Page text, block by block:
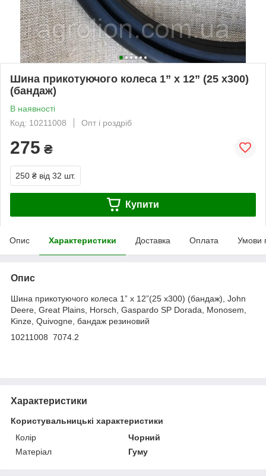
Шина прикотуючого колеса 1” x 12” (25 x300)
(бандаж)
В наявності
Код: 10211008
Опт і роздріб
275 ₴
250 ₴ від 32 шт.
Купити
Опис Характеристики Доставка Оплата Умови
Опис
Шина прикотуючого колеса 1” x 12”(25 x300) (бандаж), John
Deere, Great Plains, Horsch, Gaspardo SP Dorada , Monosem,
Kinze, Quivogne, бандаж резиновий
10211008 7074.2
Характеристики
Користувальницькі характеристики
Колір
Чорний
Матеріал
Гуму